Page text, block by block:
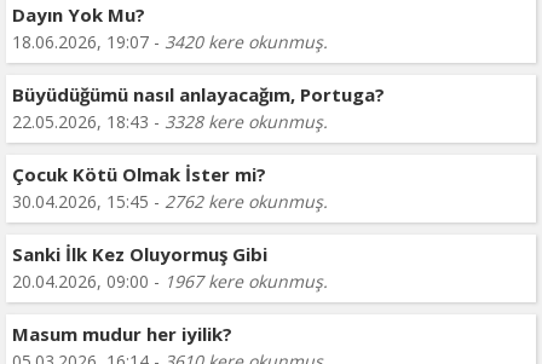
Dayın Yok Mu?
18.06.2026, 19:07 - 3420 kere okunmuş.
Büyüdüğümü nasıl anlayacağım, Portuga?
22.05.2026, 18:43 - 3328 kere okunmuş.
Çocuk Kötü Olmak İster mi?
30.04.2026, 15:45 - 2762 kere okunmuş.
Sanki İlk Kez Oluyormuş Gibi
20.04.2026, 09:00 - 1967 kere okunmuş.
Masum mudur her iyilik?